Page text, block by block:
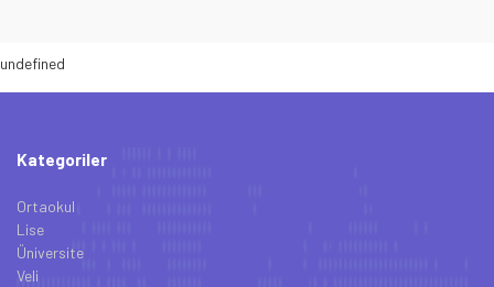
undefined
Kategoriler
Ortaokul
Lise
Üniversite
Veli